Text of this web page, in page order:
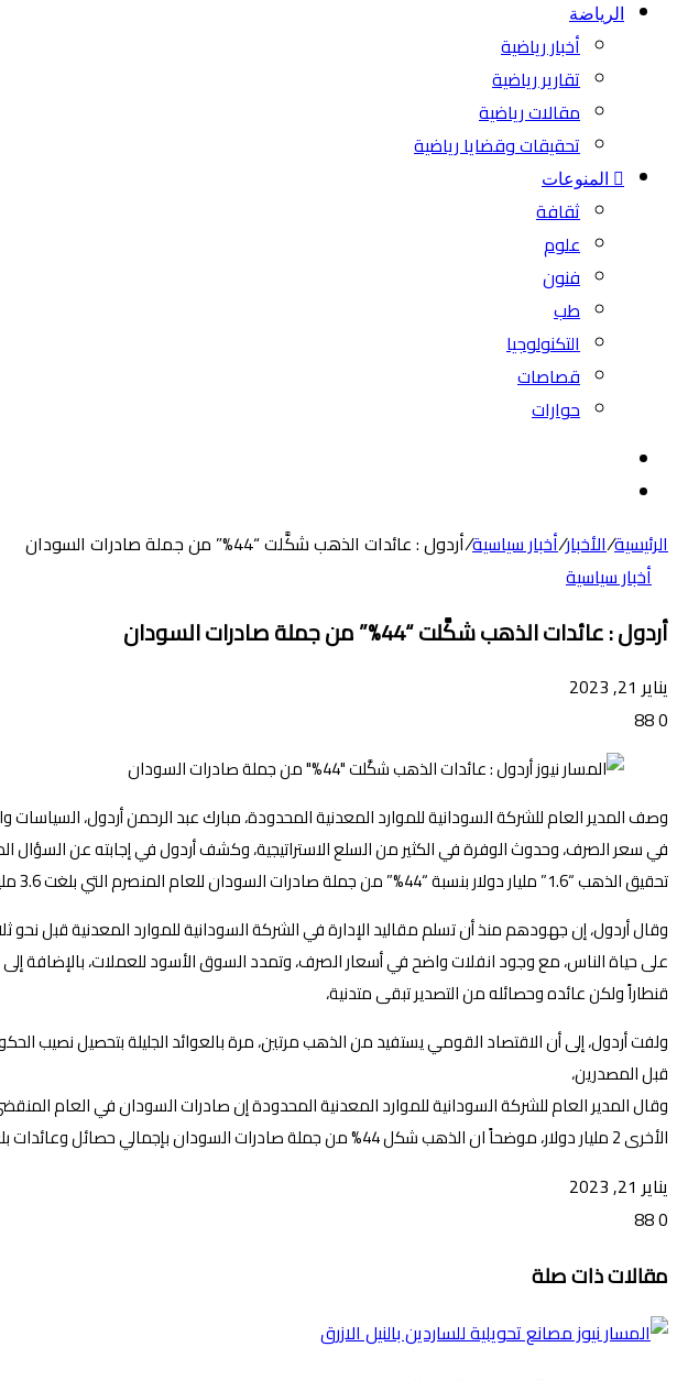
الرياضة
أخبار رياضية
تقارير رياضية
مقالات رياضية
تحقيقات وقضايا رياضية
المنوعات
ثقافة
علوم
فنون
طب
التكنولوجيا
قصاصات
حوارات
الرئيسية/الأخبار/أخبار سياسية/أردول : عائدات الذهب شكَّلت “44%” من جملة صادرات السودان
أخبار سياسية
أردول : عائدات الذهب شكَّلت “44%” من جملة صادرات السودان
يناير 21, 2023
0
وصف المدير العام للشركة السودانية للموارد المعدنية المحدودة، مبارك عبد الرحمن أردول،
في سعر الصرف، وحدوث الوفرة في الكثير من السلع الاستراتيجية، وكشف أردول في إجابته عن
تحقيق الذهب “1.6” مليار دولار بنسبة “44%” من جملة صادرات السودان للعام المنصرم التي بلغت 3.6 مليار دولار.
وقال أردول، إن جهودهم منذ أن تسلم مقاليد الإدارة في الشركة السودانية للموارد المعدنية قبل
قنطاراً ولكن عائده وحصائله من التصدير تبقى متدنية،
ولفت أردول، إلى أن الاقتصاد القومي يستفيد من الذهب مرتين، مرة بالعوائد الجليلة بتحصيل نصيب
قبل المصدرين،
الأخرى 2 مليار دولار، موضحاً ان الذهب شكل 44% من جملة صادرات السودان بإجمالي حصائل وعائدات بلغت “1.6” مليار دولار، مؤكداً أن هذه المبالغ استفادت منها الدولة في ضمان توفير السلع الاستراتيجية.
يناير 21, 2023
0
عبر
البريد
مقالات ذات صلة